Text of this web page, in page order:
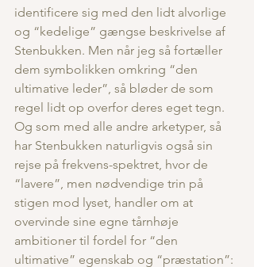
identificere sig med den lidt alvorlige
og “kedelige” gængse beskrivelse af
Stenbukken. Men når jeg så fortæller
dem symbolikken omkring “den
ultimative leder”, så bløder de som
regel lidt op overfor deres eget tegn.
Og som med alle andre arketyper, så
har Stenbukken naturligvis også sin
rejse på frekvens-spektret, hvor de
“lavere”, men nødvendige trin på
stigen mod lyset, handler om at
overvinde sine egne tårnhøje
ambitioner til fordel for “den
ultimative” egenskab og “præstation”: